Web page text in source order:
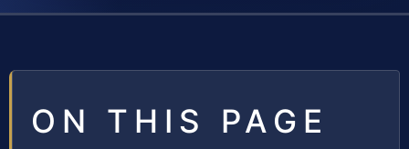
ON THIS PAGE